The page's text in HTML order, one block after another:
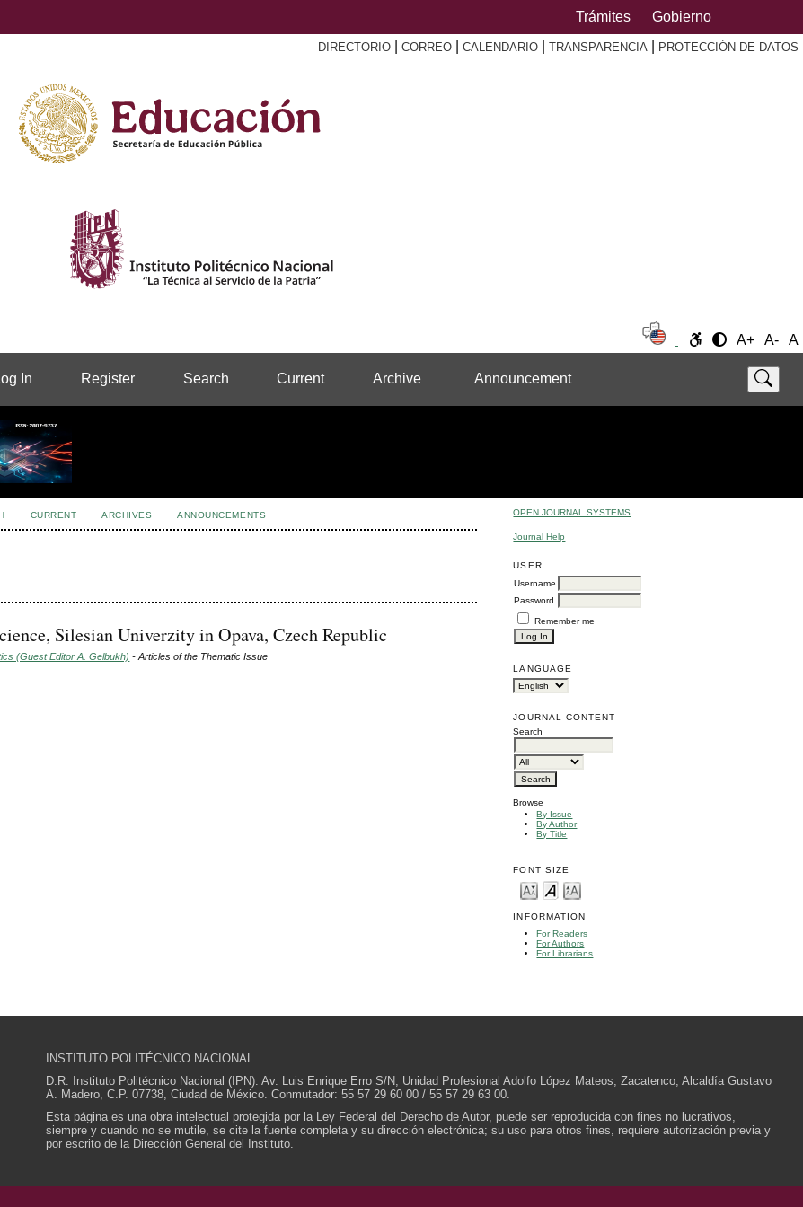
Trámites Gobierno
DIRECTORIO CORREO CALENDARIO TRANSPARENCIA PROTECCIÓN DE DATOS
A+ A- A
In Register Search Current Archive Announcement
OPEN JOURNAL SYSTEMS
Journal Help
USER
Username
Password
Remember me
LANGUAGE
JOURNAL CONTENT
Search
Browse
By Issue
By Author
By Title
FONT SIZE
INFORMATION
For Readers
For Authors
For Librarians
CURRENT ARCHIVES ANNOUNCEMENTS
Silesian Univerzity in Opava, Czech Republic
(Guest Editor A. Gelbukh) - Articles of the Thematic Issue
INSTITUTO POLITÉCNICO NACIONAL
D.R. Instituto Politécnico Nacional (IPN). Av. Luis Enrique Erro S/N, Unidad Profesional Adolfo López Mateos, Zacatenco, Alcaldía Gustavo
A. Madero, C.P. 07738, Ciudad de México. Conmutador: 55 57 29 60 00 / 55 57 29 63 00.
Esta página es una obra intelectual protegida por la Ley Federal del Derecho de Autor, puede ser reproducida con fines no lucrativos,
siempre y cuando no se mutile, se cite la fuente completa y su dirección electrónica; su uso para otros fines, requiere autorización previa y
por escrito de la Dirección General del Instituto.